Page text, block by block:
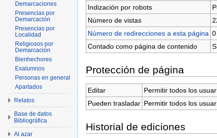
Indización por robots
Número de vistas
Número de redirecciones a esta página 0
Contado como página de contenido
Protección de página
Editar
Permitir todos los
Pueden trasladar Permitir todos los
Historial de ediciones
Demarcaciones
Presencias por
Demarcación
Presencias por
Localidad
Religiosos por
Demarcación
Bienhechores
Exalumnos
Personas en general
Apartados
Relatos
Base de datos
Bibliográfica
Al azar